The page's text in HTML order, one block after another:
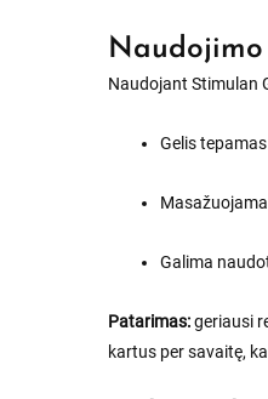
Naudojant Stimulan
Gelis
Galima
Patarimas:geriausi
kartus per savaitę,